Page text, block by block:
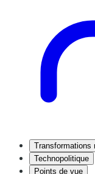
Transformations
Technopolitique
Points de vue